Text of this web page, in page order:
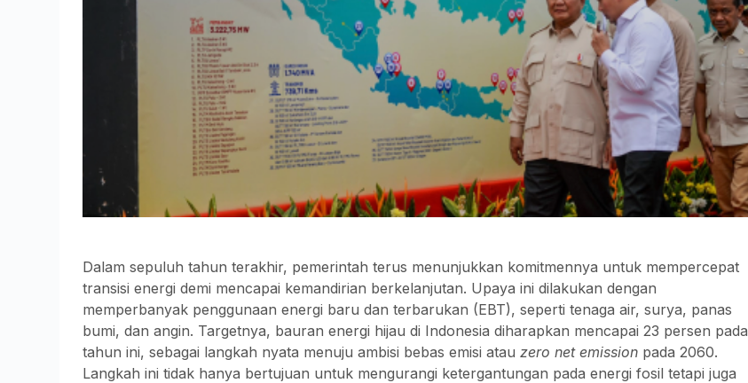
Dalam sepuluh tahun terakhir, pemerintah terus menunjukkan komitmennya untuk mempercepat
transisi energi demi mencapai kemandirian berkelanjutan. Upaya ini dilakukan dengan
memperbanyak penggunaan energi baru dan terbarukan (EBT), seperti tenaga air, surya, panas
bumi, dan angin. Targetnya, bauran energi hijau di Indonesia diharapkan mencapai 23 persen pada
tahun ini, sebagai langkah nyata menuju ambisi bebas emisi atauzero net emission pada 2060.
Langkah ini tidak hanya bertujuan untuk mengurangi ketergantungan pada energi fosil tetapi juga